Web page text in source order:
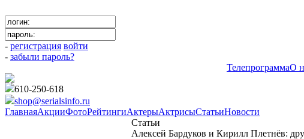
- регистрация войти
- забыли пароль?
ТелепрограммаО
610-250-618
shop@serialsinfo.ru
ГлавнаяАкцииФотоРейтингиАктерыАктрисыСтатьиНовости
Статьи
Алексей Бардуков и Кирилл Плетнёв: